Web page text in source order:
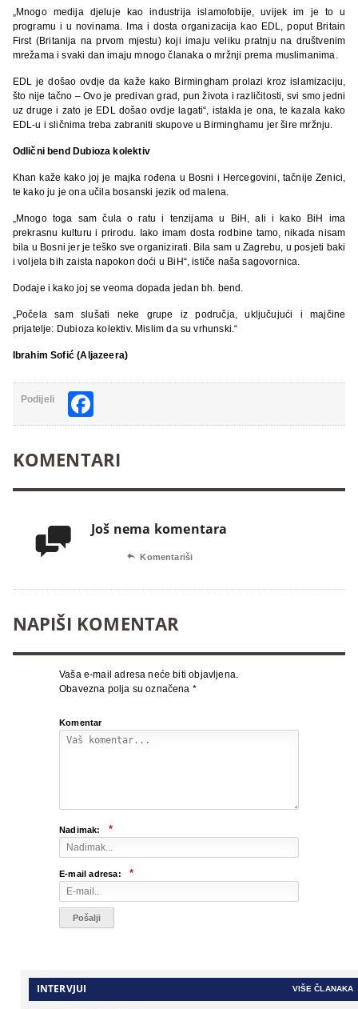
„Mnogo medija djeluje kao industrija islamofobije, uvijek im je to u
programu i u novinama. Ima i dosta organizacija kao EDL, poput Britain
First (Britanija na prvom mjestu) koji imaju veliku pratnju na društvenim
mrežama i svaki dan imaju mnogo članaka o mržnji prema muslimanima.
EDL je došao ovdje da kaže kako Birmingham prolazi kroz islamizaciju,
što nije tačno – Ovo je predivan grad, pun života i različitosti, svi smo jedni
uz druge i zato je EDL došao ovdje lagati“, istakla je ona, te kazala kako
EDL-u i sličnima treba zabraniti skupove u Birminghamu jer šire mržnju.
Odlični bend Dubioza kolektiv
Khan kaže kako joj je majka rođena u Bosni i Hercegovini, tačnije Zenici,
te kako ju je ona učila bosanski jezik od malena.
„Mnogo toga sam čula o ratu i tenzijama u BiH, ali i kako BiH ima
prekrasnu kulturu i prirodu. Iako imam dosta rodbine tamo, nikada nisam
bila u Bosni jer je teško sve organizirati. Bila sam u Zagrebu, u posjeti baki
i voljela bih zaista napokon doći u BiH“, ističe naša sagovornica.
Dodaje i kako joj se veoma dopada jedan bh. bend.
„Počela sam slušati neke grupe iz područja, uključujući i majčine
prijatelje: Dubioza kolektiv. Mislim da su vrhunski.“
Ibrahim Sofić (Aljazeera)
Podijeli
KOMENTARI
 Još nema komentara
 Komentariši
NAPIŠI KOMENTAR
Vaša e-mail adresa neće biti objavljena.
Obavezna polja su označena *
Komentar
Nadimak: *
E-mail adresa: *
INTERVJUI VIŠE ČLANAKA